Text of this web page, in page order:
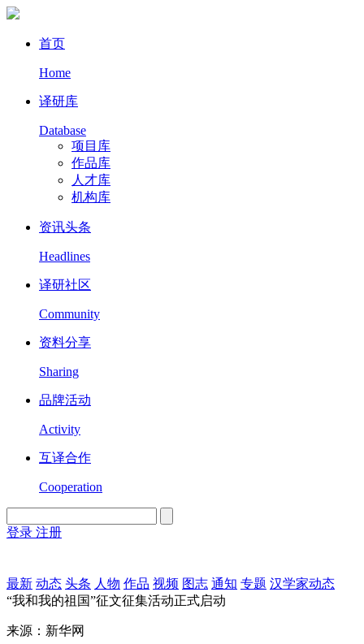
首页
Home
译研库
Database
项目库
作品库
人才库
机构库
资讯头条
Headlines
译研社区
Community
资料分享
Sharing
品牌活动
Activity
互译合作
Cooperation
登录 注册
最新 动态 头条 人物 作品 视频 图志 通知 专题 汉学家动态
“我和我的祖国”征文征集活动正式启动
来源：新华网